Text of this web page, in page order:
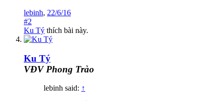
lebinh, 22/6/16
#2
Ku Tý thích bài này.
Ku Tý
VĐV Phong Trào
lebinh said: ↑